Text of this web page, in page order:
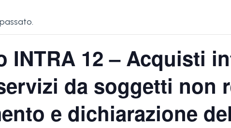
INTRA 12 – Acquisti
da soggetti non
e dichiarazione